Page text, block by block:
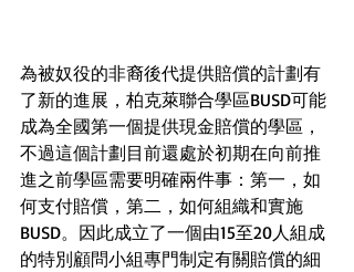
為被奴役的非裔後代提供賠償的計劃有
了新的進展，柏克萊聯合學區BUSD可能
成為全國第一個提供現金賠償的學區，
不過這個計劃目前還處於初期在向前推
進之前學區需要明確兩件事：第一，如
何支付賠償，第二，如何組織和實施
BUSD。因此成立了一個由15至20人組成
的特別顧問小組專門制定有關賠償的細